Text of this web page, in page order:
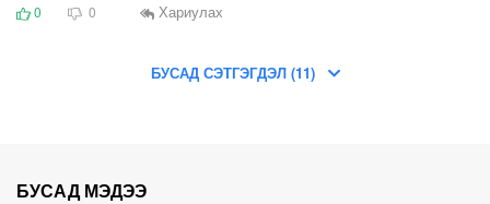
0 0 Хариулах
БУСАД СЭТГЭГДЭЛ (11)
БУСАД МЭДЭЭ